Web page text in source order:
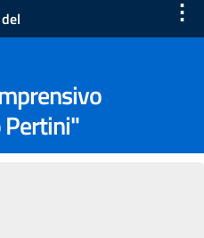
⋮
Pertini"